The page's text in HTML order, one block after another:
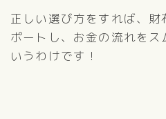
正しい選び方をすれば、
ポートし、お金の流れをス
いうわけです！